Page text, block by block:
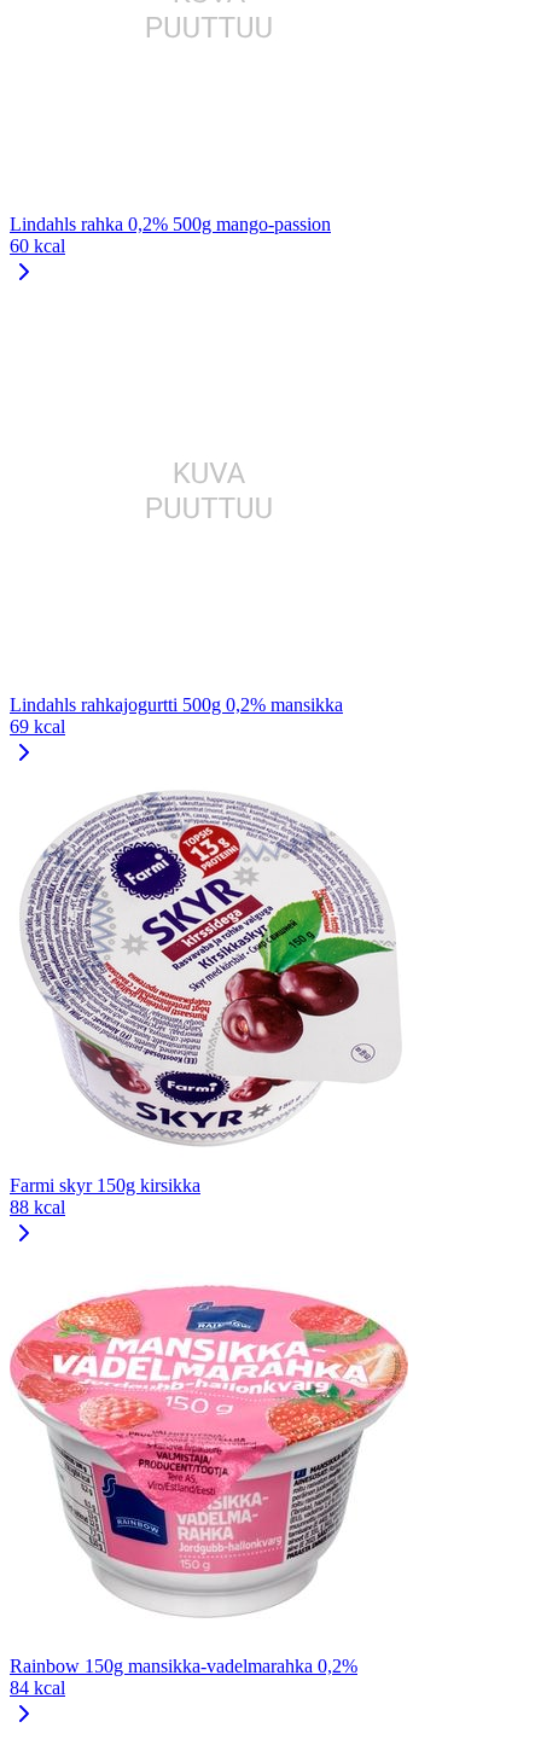
Lindahls rahka 0,2% 500g mango-passion
60 kcal
Lindahls rahkajogurtti 500g 0,2% mansikka
69 kcal
Farmi skyr 150g kirsikka
88 kcal
Rainbow 150g mansikka-vadelmarahka 0,2%
84 kcal